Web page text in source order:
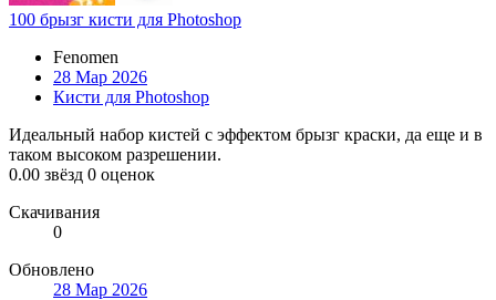
100 брызг кисти для Photoshop
Fenomen
28 Мар 2026
Кисти для Photoshop
Идеальный набор кистей с эффектом брызг краски, да еще и в
таком высоком разрешении.
0.00 звёзд 0 оценок
Скачивания
0
Обновлено
28 Мар 2026